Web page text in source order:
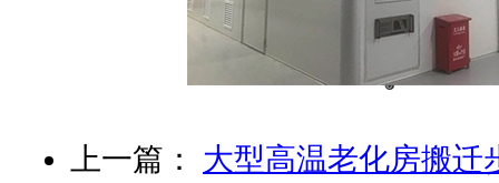
上一篇： 大型高温老化房搬迁